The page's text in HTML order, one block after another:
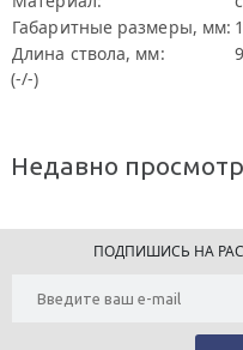
Габаритные размеры, мм:
Длина ствола, мм:
(-/-)
Недавно
ПОДПИШИСЬ НА